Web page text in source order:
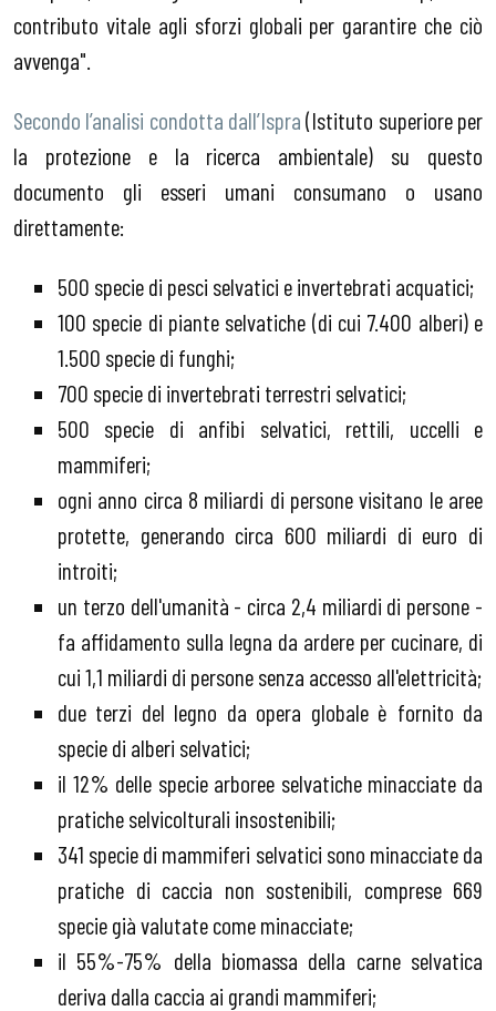
contributo vitale agli sforzi globali per garantire che ciò
avvenga".
Secondo l’analisi condotta dall’Ispra(Istituto superiore per
la protezione e la ricerca ambientale) su questo
documento gli esseri umani consumano o usano
direttamente:
500 specie di pesci selvatici e invertebrati acquatici;
100 specie di piante selvatiche (di cui 7.400 alberi) e
1.500 specie di funghi;
700 specie di invertebrati terrestri selvatici;
500 specie di anfibi selvatici, rettili, uccelli e
mammiferi;
ogni anno circa 8 miliardi di persone visitano le aree
protette, generando circa 600 miliardi di euro di
introiti;
un terzo dell'umanità - circa 2,4 miliardi di persone -
fa affidamento sulla legna da ardere per cucinare, di
cui 1,1 miliardi di persone senza accesso all'elettricità;
due terzi del legno da opera globale è fornito da
specie di alberi selvatici;
il 12% delle specie arboree selvatiche minacciate da
pratiche selvicolturali insostenibili;
341 specie di mammiferi selvatici sono minacciate da
pratiche di caccia non sostenibili, comprese 669
specie già valutate come minacciate;
il 55%-75% della biomassa della carne selvatica
deriva dalla caccia ai grandi mammiferi;